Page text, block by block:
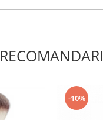
RECOMANDARI
-10%